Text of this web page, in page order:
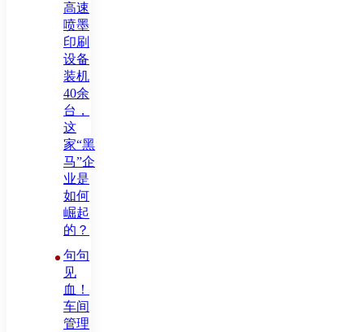
高速
喷墨
印刷
设备
装机
40余
台，
这
家“黑
马”企
业是
如何
崛起
的？
句句
见
血！
车间
管理